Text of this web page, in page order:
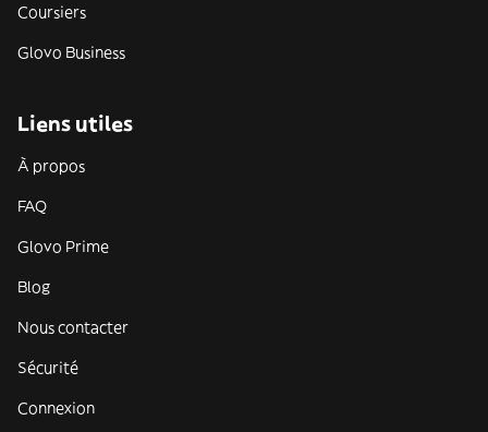
Coursiers
Glovo Business
Liens utiles
À propos
FAQ
Glovo Prime
Blog
Nous contacter
Sécurité
Connexion